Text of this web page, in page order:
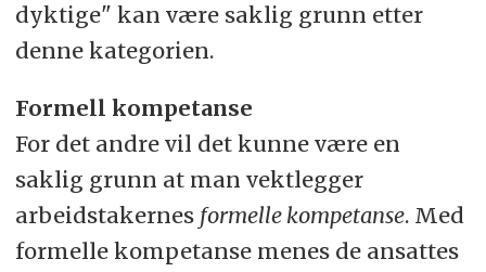
dyktige" kan være saklig grunn etter
denne kategorien.
Formell kompetanse
For det andre vil det kunne være en
saklig grunn at man vektlegger
arbeidstakernes formelle kompetanse. Med
formelle kompetanse menes de ansattes